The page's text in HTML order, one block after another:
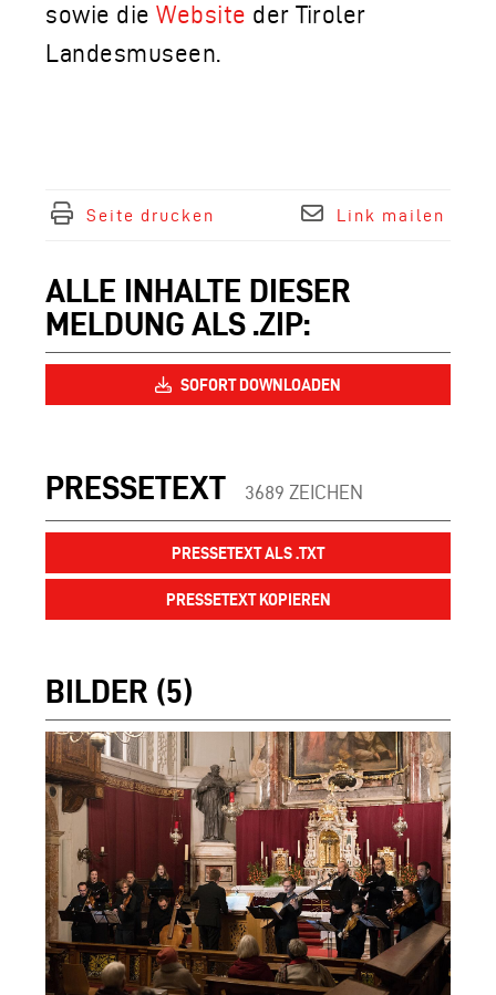
sowie die Website der Tiroler
Landesmuseen.
Seite drucken Link mailen
ALLE INHALTE DIESER
MELDUNG ALS .ZIP:
SOFORT DOWNLOADEN
PRESSETEXT 3689 ZEICHEN
PRESSETEXT ALS .TXT
PRESSETEXT KOPIEREN
BILDER (5)